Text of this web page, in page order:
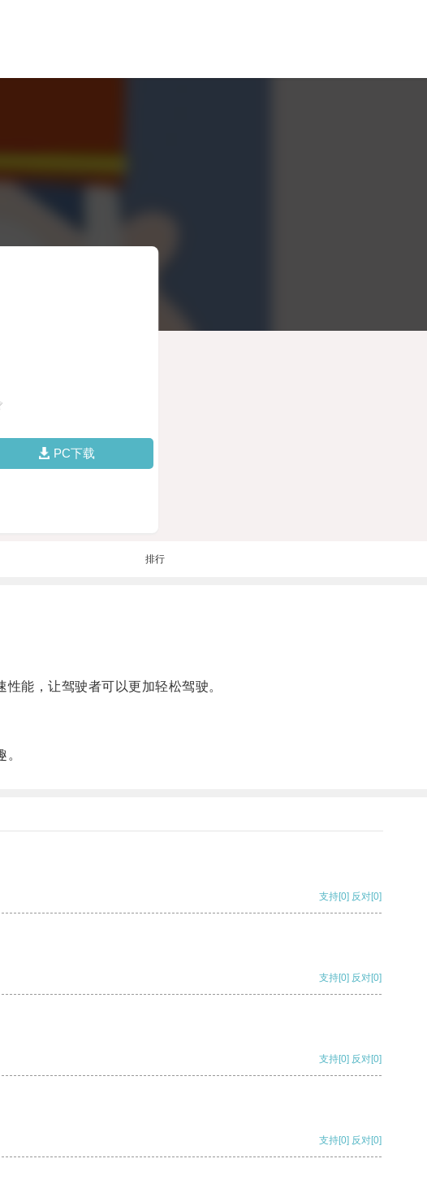
PC下载
排行
能，让驾驶者可以更加轻松驾驶。
支持[0] 反对[0]
支持[0] 反对[0]
支持[0] 反对[0]
支持[0] 反对[0]